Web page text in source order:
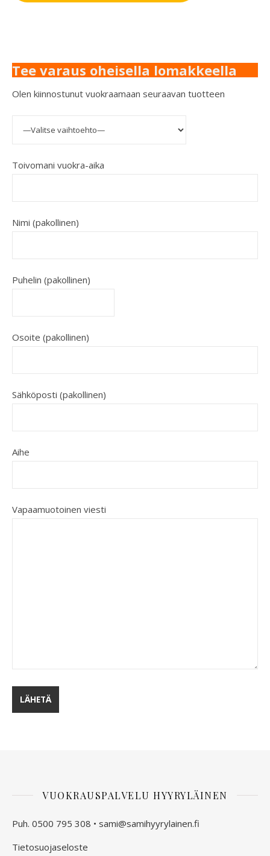
Tee varaus oheisella lomakkeella
Olen kiinnostunut vuokraamaan seuraavan tuotteen
Toivomani vuokra-aika
Nimi (pakollinen)
Puhelin (pakollinen)
Osoite (pakollinen)
Sähköposti (pakollinen)
Aihe
Vapaamuotoinen viesti
VUOKRAUSPALVELU HYYRYLÄINEN
Puh. 0500 795 308 • sami@samihyyrylainen.fi
Tietosuojaseloste